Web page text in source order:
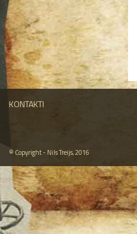
KONTAKTI
© Copyright - Nils Treijs, 2016